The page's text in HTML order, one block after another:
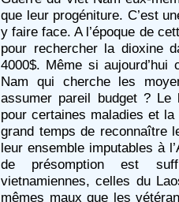
que leur progéniture. C’est
y faire face. A l’époque de
pour rechercher la dioxine
4000$. Même si
Nam qui cherche les
assumer pareil budget ?
pour certaines maladies et
grand temps de reconnaître
leur ensemble imputables à
de présomption est
vietnamiennes, celles du
mêmes maux que les